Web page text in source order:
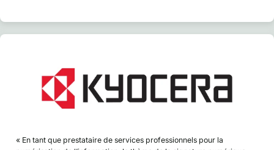
« En tant que prestataire de services professionnels pour la